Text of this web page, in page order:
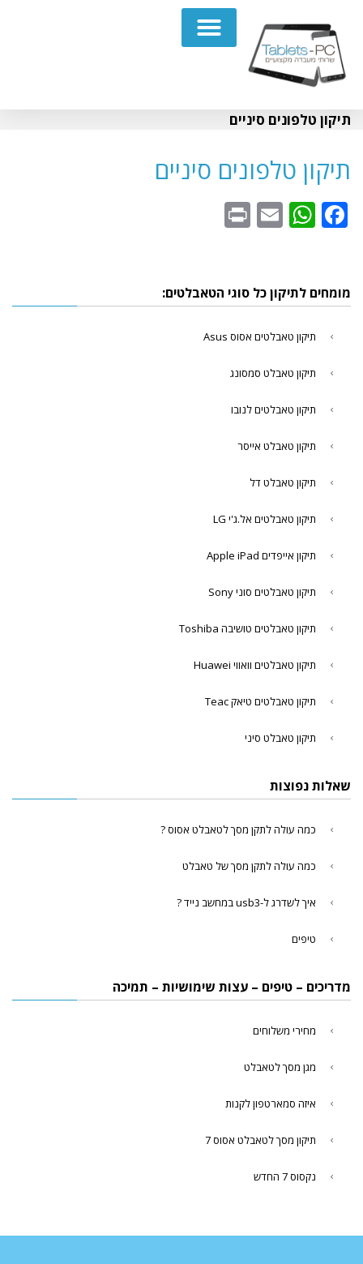
תיקון טלפונים סיניים
תיקון טלפונים סיניים
Facebook
WhatsApp
Email
מומחים לתיקון כל סוגי הטאבלטים:
תיקון טאבלטים אסוס Asus
תיקון טאבלט סמסונג
תיקון טאבלטים לנובו
תיקון טאבלט אייסר
תיקון טאבלט דל
תיקון טאבלטים אל.ג'י LG
תיקון אייפדים Apple iPad
תיקון טאבלטים סוני Sony
תיקון טאבלטים טושיבה Toshiba
תיקון טאבלטים וואווי Huawei
תיקון טאבלטים טיאק Teac
תיקון טאבלט סיני
שאלות נפוצות
כמה עולה לתקן מסך לטאבלט אסוס ?
כמה עולה לתקן מסך של טאבלט
איך לשדרג ל-usb3 במחשב נייד ?
טיפים
מדריכים – טיפים – עצות שימושיות – תמיכה
מחירי משלוחים
מגן מסך לטאבלט
איזה סמארטפון לקנות
תיקון מסך לטאבלט אסוס 7
נקסוס 7 החדש